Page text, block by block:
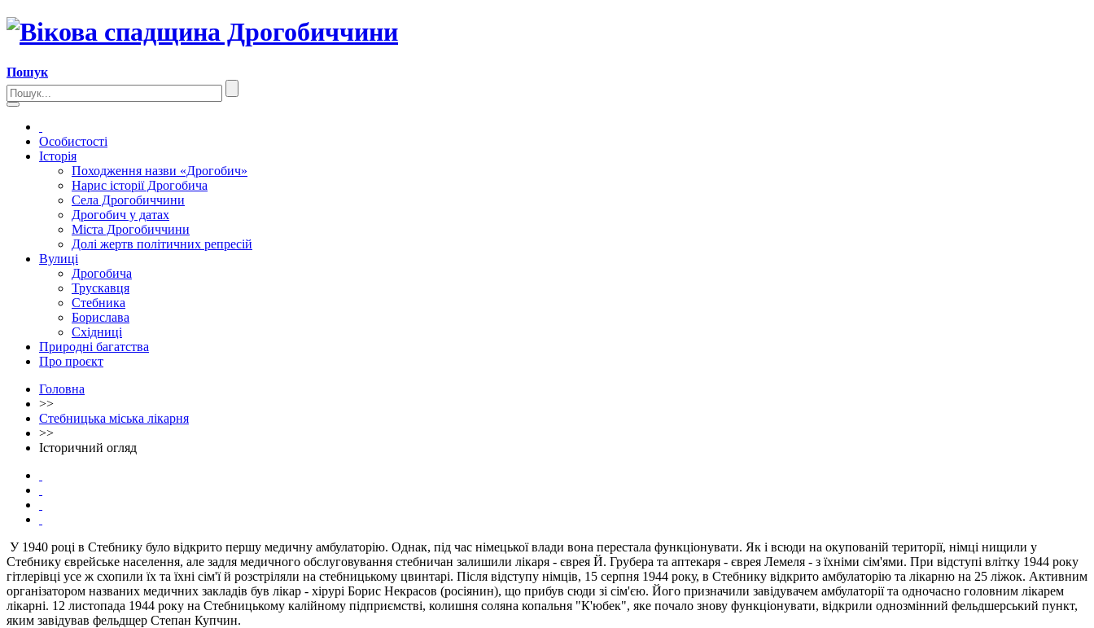
Пошук
Особистості
Історія
Походження назви «Дрогобич»
Нарис історії Дрогобича
Села Дрогобиччини
Дрогобич у датах
Міста Дрогобиччини
Долі жертв політичних репресій
Вулиці
Дрогобича
Трускавця
Стебника
Борислава
Східниці
Природні багатства
Про проєкт
Головна
>>
Стебницька міська лікарня
>>
Історичний огляд
У 1940 році в Стебнику було відкрито першу медичну амбулаторію. Однак, під час німецької влади вона перестала функціонувати. Як і всюди на окупованій території, німці нищили у
Стебнику єврейське населення, але задля медичного обслуговування стебничан залишили лікаря - єврея Й. Грубера та аптекаря - єврея Лемеля - з їхніми сім'ями. При відступі влітку 1944 року
гітлерівці усе ж схопили їх та їхні cім'ї й розстріляли на стебницькому цвинтарі. Після відступу німців, 15 серпня 1944 року, в Стебнику відкрито амбулаторію та лікарню на 25 ліжок. Активним
організатором названих медичних закладів був лікар - хірурі Борис Некрасов (росіянин), що прибув сюди зі сім'єю. Його призначили завідувачем амбулаторії та одночасно головним лікарем
лікарні. 12 листопада 1944 року на Стебницькому калійному підприємстві, колишня соляна копальня "К'юбек", яке почало знову функціонувати, відкрили однозмінний фельдшерський пункт,
яким завідував фельдщер Степан Купчин.